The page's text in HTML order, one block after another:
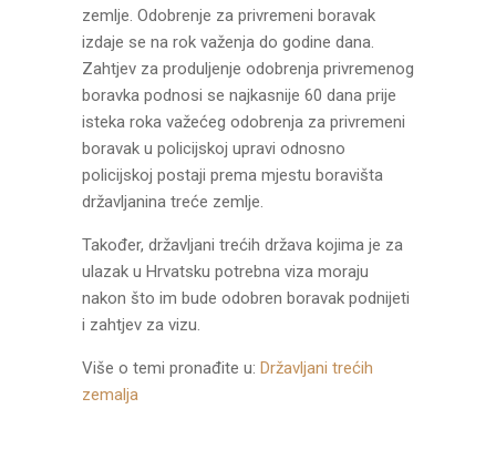
zemlje. Odobrenje za privremeni boravak
izdaje se na rok važenja do godine dana.
Zahtjev za produljenje odobrenja privremenog
boravka podnosi se najkasnije 60 dana prije
isteka roka važećeg odobrenja za privremeni
boravak u policijskoj upravi odnosno
policijskoj postaji prema mjestu boravišta
državljanina treće zemlje.
Također, državljani trećih država kojima je za
ulazak u Hrvatsku potrebna viza moraju
nakon što im bude odobren boravak podnijeti
i zahtjev za vizu.
Više o temi pronađite u: Državljani trećih
zemalja